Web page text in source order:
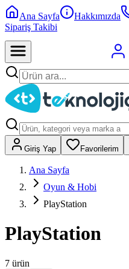
Ana Sayfa Hakkımızda
Sipariş Takibi
Giriş Yap Favorilerim
Ana Sayfa
Oyun & Hobi
PlayStation
PlayStation
7 ürün